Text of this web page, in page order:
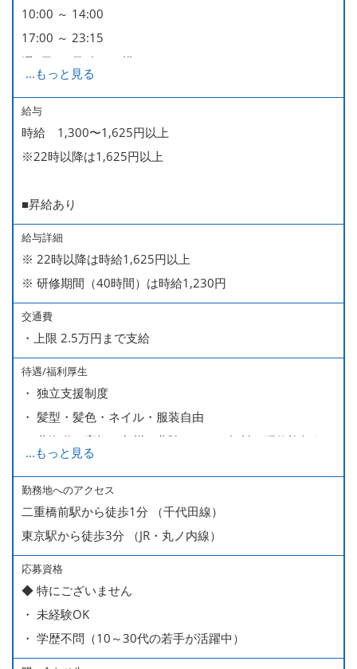
10:00 ～ 14:00
17:00 ～ 23:15
週2日・1日4h～で構いません。
■時短勤務制度あり
...もっと見る
給与
時給 1,300〜1,625円以上
※22時以降は1,625円以上
■昇給あり
給与詳細
※ 22時以降は時給1,625円以上
※ 研修期間（40時間）は時給1,230円
交通費
・上限 2.5万円まで支給
待遇/福利厚生
・ 独立支援制度
・ 髪型・髪色・ネイル・服装自由
・ 北海道や高知、九州、北陸などへの無料の研修旅行あり
ます
・ 無料の美味しい まかない食 あり
...もっと見る
勤務地へのアクセス
二重橋前駅から徒歩1分 （千代田線）
東京駅から徒歩3分 （JR・丸ノ内線）
応募資格
◆ 特にございません
・ 未経験OK
・ 学歴不問（10～30代の若手が活躍中）